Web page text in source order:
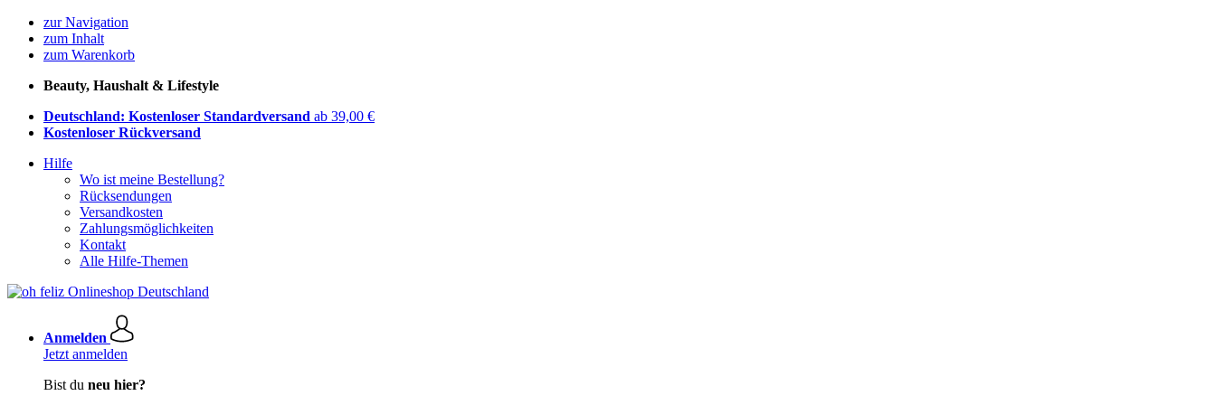
zur Navigation
zum Inhalt
zum Warenkorb
Beauty, Haushalt & Lifestyle
Deutschland: Kostenloser Standardversand ab 39,00 €
Kostenloser Rückversand
Hilfe
Wo ist meine Bestellung?
Rücksendungen
Versandkosten
Zahlungsmöglichkeiten
Kontakt
Alle Hilfe-Themen
Anmelden
Jetzt anmelden
Bist du neu hier?